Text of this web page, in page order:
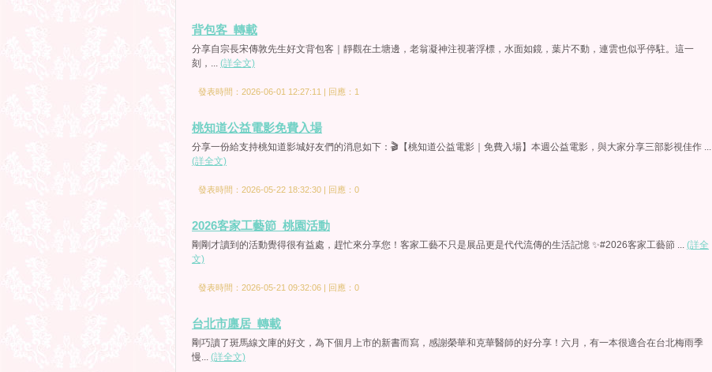
背包客_轉載
分享自宗長宋傳敦先生好文背包客｜靜觀在土塘邊，老翁凝神注視著浮標，水面如鏡，葉片不動，連雲也似乎停駐。這一
刻，... (詳全文)
發表時間：2026-06-01 12:27:11 | 回應：1
桃知道公益電影免費入場
分享一份給支持桃知道影城好友們的消息如下：🎬【桃知道公益電影｜免費入場】本週公益電影，與大家分享三部影視佳作 ...
(詳全文)
發表時間：2026-05-22 18:32:30 | 回應：0
2026客家工藝節_桃園活動
剛剛才讀到的活動覺得很有益處，趕忙來分享您！客家工藝不只是展品更是代代流傳的生活記憶 ✨#2026客家工藝節 ... (詳全
文)
發表時間：2026-05-21 09:32:06 | 回應：0
台北市廛居_轉載
剛巧讀了斑馬線文庫的好文，為下個月上市的新書而寫，感謝榮華和克華醫師的好分享！六月，有一本很適合在台北梅雨季
慢... (詳全文)